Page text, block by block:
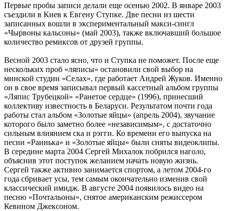
Первые пробы записи делали еще осенью 2002. В январе 2003
съездили в Киев к Евгену Ступке. Две песни из шести
записанных вошли в экспериментальный макси-сингл
«Чырвоны кальсоны» (май 2003), также включавший большое
количество ремиксов от друзей группы.
Весной 2003 стало ясно, что и Ступка не поможет. После еще
нескольких проб «ляписы» остановили свой выбор на
минской студии «Селах», где работает Андрей Жуков. Именно
он в свое время записывал первый кассетный альбом группы
«Ляпис Трубецкой» «Ранетое сердце» (1996), принесший
коллективу известность в Беларуси. Результатом почти года
работы стал альбом «Золотые яйцы» (апрель 2004), звучание
которого было заметно более «независимым», с достаточно
сильным влиянием ска и рэгги. Ко времени его выпуска на
песни «Раинька» и «Золотые яйцы» были сняты видеоклипы.
В середине марта 2004 Сергей Михалок побрился наголо,
объяснив этот поступок желанием начать новую жизнь.
Сергей также активно занимается спортом, а летом 2004-го
года сбривает усы, тем самым окончательно изменив свой
классический имидж. В августе 2004 появилось видео на
песню «Почтальоны», снятое американским режиссером
Кевином Джексоном.